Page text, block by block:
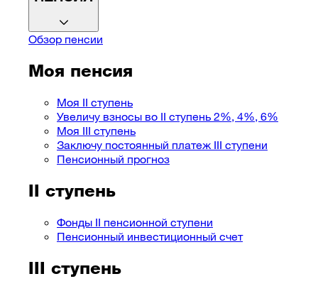
Обзор пенсии
Моя пенсия
Моя II ступень
Увеличу взносы во II ступень 2%, 4%, 6%
Моя III ступень
Заключу постоянный платеж III ступени
Пенсионный прогноз
II ступень
Фонды II пенсионной ступени
Пенсионный инвестиционный счет
III ступень